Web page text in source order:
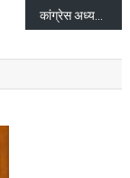
कांग्रेस अध्यक्ष मल्लिकार्जुन खड़गे पहुंचे देहरादून